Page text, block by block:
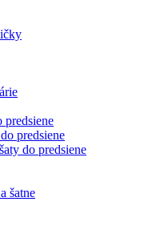
predsiene
predsiene
do predsiene
šatne